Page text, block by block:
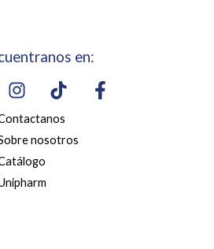
en:
nosotros